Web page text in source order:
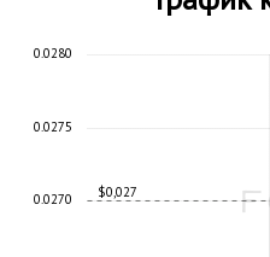
$0,027
0.0270
0.0275
0.0280